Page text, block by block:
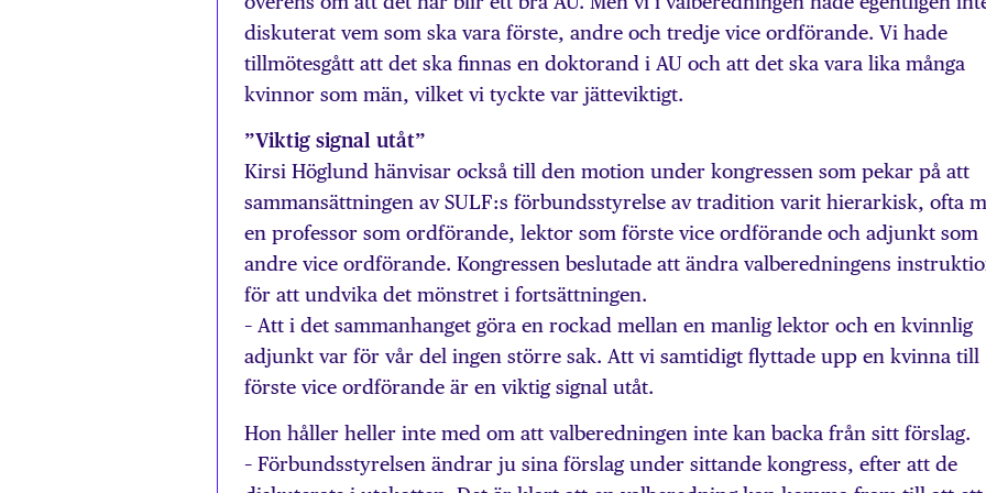
diskuterat vem som ska vara förste, andre och tredje vice ordförande. Vi hade
tillmötesgått att det ska finnas en doktorand i AU och att det ska vara lika många
kvinnor som män, vilket vi tyckte var jätteviktigt.
”Viktig signal utåt”
Kirsi Höglund hänvisar också till den motion under kongressen som pekar på att
sammansättningen av SULF:s förbundsstyrelse av tradition varit hierarkisk, ofta
en professor som ordförande, lektor som förste vice ordförande och adjunkt som
andre vice ordförande. Kongressen beslutade att ändra valberedningens
för att undvika det mönstret i fortsättningen.
– Att i det sammanhanget göra en rockad mellan en manlig lektor och en kvinnlig
adjunkt var för vår del ingen större sak. Att vi samtidigt flyttade upp en kvinna till
förste vice ordförande är en viktig signal utåt.
Hon håller heller inte med om att valberedningen inte kan backa från sitt förslag.
– Förbundsstyrelsen ändrar ju sina förslag under sittande kongress, efter att de